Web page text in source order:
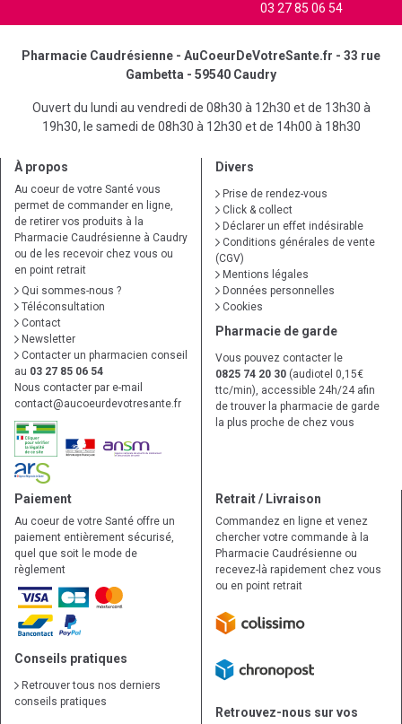
03 27 85 06 54
Pharmacie Caudrésienne - AuCoeurDeVotreSante.fr - 33 rue
Gambetta - 59540 Caudry
Ouvert du lundi au vendredi de 08h30 à 12h30 et de 13h30 à
19h30, le samedi de 08h30 à 12h30 et de 14h00 à 18h30
À propos
Au coeur de votre Santé vous
permet de commander en ligne,
de retirer vos produits à la
Pharmacie Caudrésienne à Caudry
ou de les recevoir chez vous ou
en point retrait
Qui sommes-nous ?
Téléconsultation
Contact
Newsletter
Contacter un pharmacien conseil
au 03 27 85 06 54
Nous contacter par e-mail
contact@aucoeurdevotresante.fr
Divers
Prise de rendez-vous
Click & collect
Déclarer un effet indésirable
Conditions générales de vente
(CGV)
Mentions légales
Données personnelles
Cookies
Pharmacie de garde
Vous pouvez contacter le
0825 74 20 30 (audiotel 0,15€
ttc/min), accessible 24h/24 afin
de trouver la pharmacie de garde
la plus proche de chez vous
Paiement
Au coeur de votre Santé offre un
paiement entièrement sécurisé,
quel que soit le mode de
règlement
Conseils pratiques
Retrouver tous nos derniers
conseils pratiques
Retrait / Livraison
Commandez en ligne et venez
chercher votre commande à la
Pharmacie Caudrésienne ou
recevez-là rapidement chez vous
ou en point retrait
Retrouvez-nous sur vos